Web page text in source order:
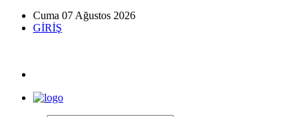
Cuma 07 Ağustos 2026
GİRİŞ